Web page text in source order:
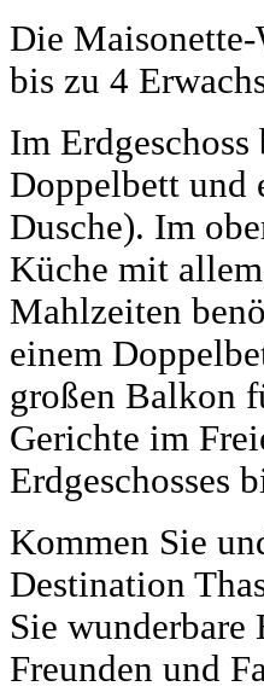
Die
bis zu 4
Im
Doppelbett und
Dusche). Im
Küche mit
Mahlzeiten
einem
großen Balkon
Gerichte im
Erdgeschosses
Kommen Sie
Destination
Sie
Freunden und